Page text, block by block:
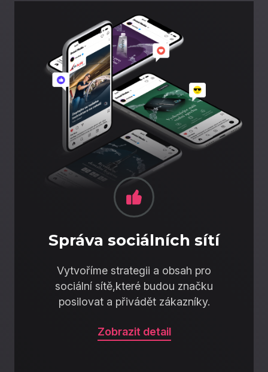
Správa sociálních sítí
Vytvoříme strategii a obsah pro
sociální sítě,které budou značku
posilovat a přivádět zákazníky.
Zobrazit detail